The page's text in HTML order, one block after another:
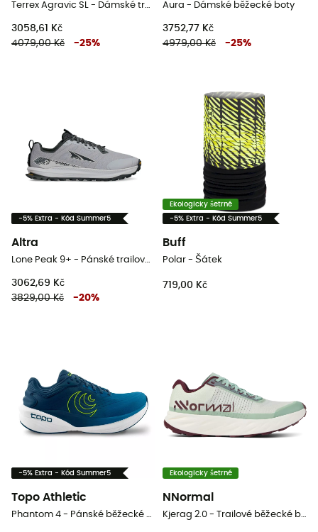
Terrex Agravic SL - Dámské trailové běžecké boty
3058,61 Kč
4079,00 Kč
-25%
Aura - Dámské běžecké boty
3752,77 Kč
4979,00 Kč
-25%
-5% Extra - Kód Summer5
Altra
Lone Peak 9+ - Pánské trailové běžecké boty
3062,69 Kč
3829,00 Kč
-20%
Ekologicky šetrné
-5% Extra - Kód Summer5
Buff
Polar - Šátek
719,00 Kč
-5% Extra - Kód Summer5
Topo Athletic
Phantom 4 - Pánské běžecké boty
Ekologicky šetrné
NNormal
Kjerag 2.0 - Trailové běžecké boty